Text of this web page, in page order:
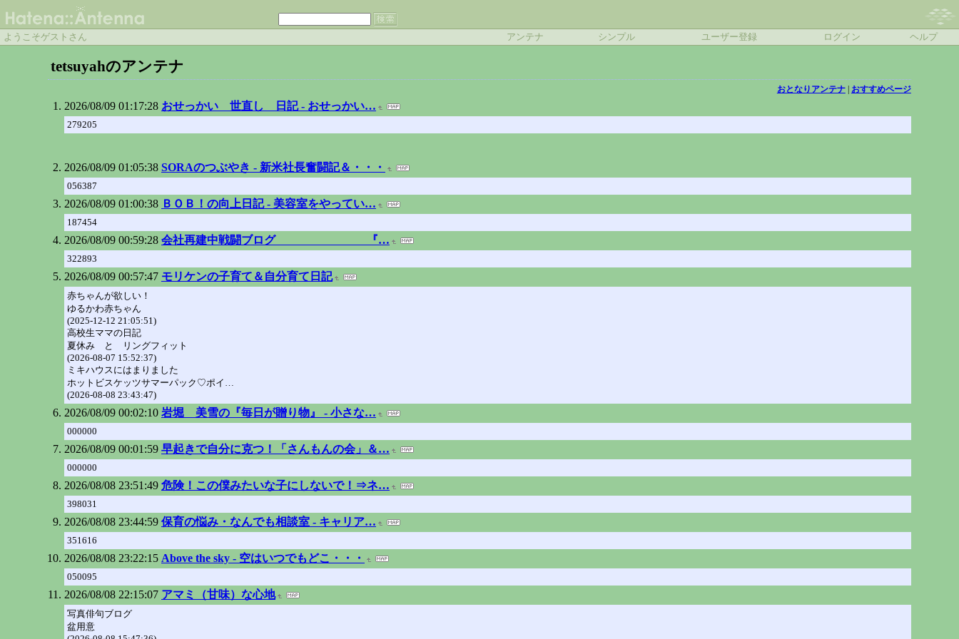
ようこそゲストさん アンテナ シンプル ユーザー登録 ログイン ヘルプ
tetsuyahのアンテナ
おとなりアンテナ| おすすめページ
2026/08/09 01:17:28 おせっかい 世直し 日記 - おせっかい…
279205
2026/08/09 01:05:38 SORAのつぶやき - 新米社長奮闘記＆・・・
056387
2026/08/09 01:00:38 ＢＯＢ！の向上日記 - 美容室をやってい…
187454
2026/08/09 00:59:28 会社再建中戦闘ブログ 『…
322893
2026/08/09 00:57:47 モリケンの子育て＆自分育て日記
赤ちゃんが欲しい！
ゆるかわ赤ちゃん
(2025-12-12 21:05:51)
高校生ママの日記
夏休み と リングフィット
(2026-08-07 15:52:37)
ミキハウスにはまりました
ホットビスケッツサマーパック♡ポイ…
(2026-08-08 23:43:47)
2026/08/09 00:02:10 岩堀 美雪の『毎日が贈り物』 - 小さな…
000000
2026/08/09 00:01:59 早起きで自分に克つ！「さんもんの会」＆…
000000
2026/08/08 23:51:49 危険！この僕みたいな子にしないで！⇒ネ…
398031
2026/08/08 23:44:59 保育の悩み・なんでも相談室 - キャリア…
351616
2026/08/08 23:22:15 Above the sky - 空はいつでもどこ・・・
050095
2026/08/08 22:15:07 アマミ（甘味）な心地
写真俳句ブログ
盆用意